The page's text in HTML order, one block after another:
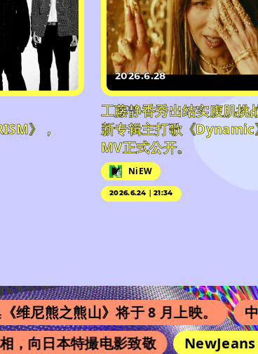
》，
2026.6.28
工藤静香秀出结实腹肌挑
新专辑主打歌《Dynamic
MV正式公开。
NiEW
2026.6.24｜21:34
尼熊之熊山》将于 8 月上映。
中国
向日本特撮电影致敬
NewJeans